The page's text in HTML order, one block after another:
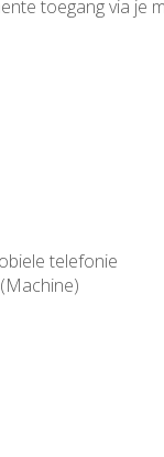
toegang via je
telefonie